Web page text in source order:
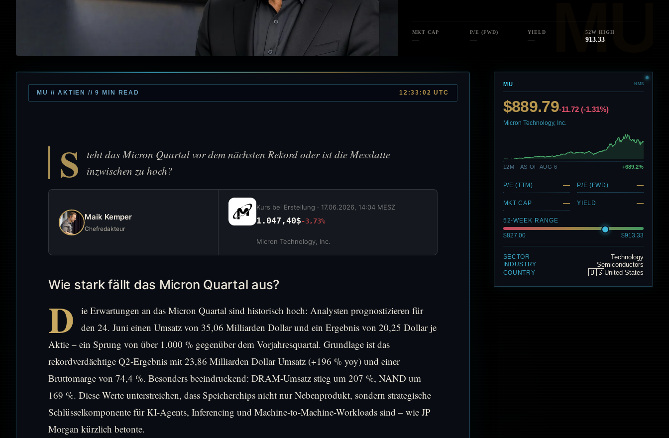
MKT CAP
—
P/E (FWD)
—
YIELD
—
52W HIGH
913.33
MU // AKTIEN // 9 MIN READ 12:33:02 UTC
S
teht das Micron Quartal vor dem nächsten Rekord oder ist die Messlatte
inzwischen zu hoch?
Maik Kemper
Chefredakteur
Kurs bei Erstellung · 17.06.2026, 14:04 MESZ
1.047,40$-3,73%
Micron Technology, Inc.
Wie stark fällt das Micron Quartal aus?
D
ie Erwartungen an das Micron Quartal sind historisch hoch: Analysten prognostizieren für
den 24. Juni einen Umsatz von 35,06 Milliarden Dollar und ein Ergebnis von 20,25 Dollar je
Aktie – ein Sprung von über 1.000 % gegenüber dem Vorjahresquartal. Grundlage ist das
rekordverdächtige Q2-Ergebnis mit 23,86 Milliarden Dollar Umsatz (+196 % yoy) und einer
Bruttomarge von 74,4 %. Besonders beeindruckend: DRAM-Umsatz stieg um 207 %, NAND um
169 %. Diese Werte unterstreichen, dass Speicherchips nicht nur Nebenprodukt, sondern strategische
Schlüsselkomponente für KI-Agents, Inferencing und Machine-to-Machine-Workloads sind – wie JP
Morgan kürzlich betonte.
MU NMS
$889.79-11.72 (-1.31%)
Micron Technology, Inc.
12M · AS OF AUG 6 +689.2%
P/E (TTM) — P/E (FWD) —
MKT CAP — YIELD —
52-WEEK RANGE
$827.00 $913.33
SECTOR Technology
INDUSTRY Semiconductors
COUNTRY 🇺🇸United States